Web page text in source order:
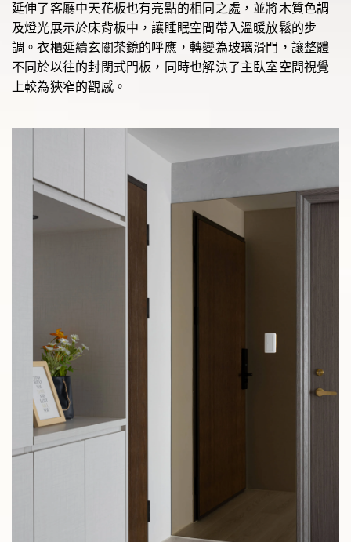
延伸了客廳中天花板也有亮點的相同之處，並將木質色調
及燈光展示於床背板中，讓睡眠空間帶入溫暖放鬆的步
調。衣櫃延續玄關茶鏡的呼應，轉變為玻璃滑門，讓整體
不同於以往的封閉式門板，同時也解決了主臥室空間視覺
上較為狹窄的觀感。